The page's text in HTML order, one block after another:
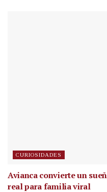
CURIOSIDADES
Avianca convierte un
real para familia viral